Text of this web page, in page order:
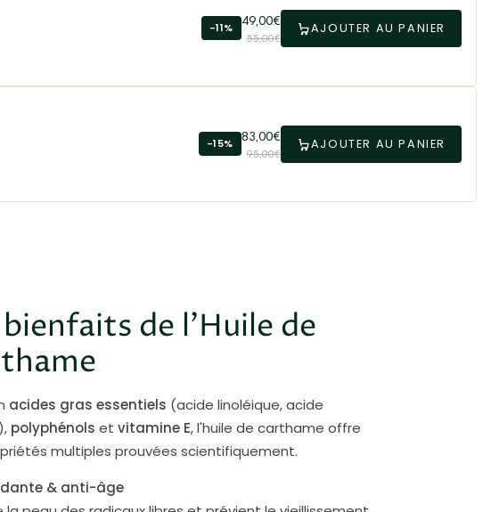
-11% 49,00€
55,00€
AJOUTER AU PANIER
-15% 83,00€
95,00€
AJOUTER AU PANIER
bienfaits de l'Huile de
acides gras essentiels (acide linoléique, acide
polyphénols et vitamine E, l'huile de carthame offre
multiples prouvées scientifiquement.
& anti-âge